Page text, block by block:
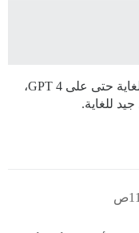
للأسف، هذه التعليمات المخصصة صعبة للغاية حتى على GPT 4،
للغاية.